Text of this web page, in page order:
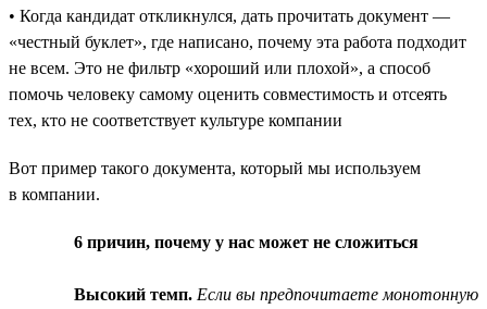
• Когда кандидат откликнулся, дать прочитать документ —
«честный буклет», где написано, почему эта работа подходит
не всем. Это не фильтр «хороший или плохой», а способ
помочь человеку самому оценить совместимость и отсеять
тех, кто не соответствует культуре компании
Вот пример такого документа, который мы используем
в компании.
6 причин, почему у нас может не сложиться
Высокий темп. Если вы предпочитаете монотонную